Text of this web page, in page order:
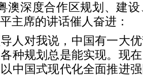
澳深度合作区规划、建
主席的讲话催人奋进：
人对我说，中国有一大
种规划总是能实现。现
中国式现代化全面推进